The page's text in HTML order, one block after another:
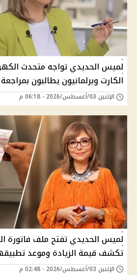
لميس الحديدي تواجه متحدث
الكارت وبرلمانيون يطالبون بمراجعة
الإثنين 03/أغسطس/2026 - 06:18 م
لميس الحديدي تفتح ملف فاتورة
تكشف قيمة الزيادة وموعد
الإثنين 03/أغسطس/2026 - 02:48 م